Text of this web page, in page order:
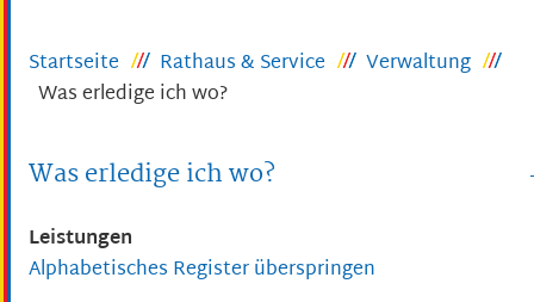
Startseite Rathaus & Service
Verwaltung
Was erledige ich wo?
Was erledige ich wo?
Leistungen
Alphabetisches Register überspringen